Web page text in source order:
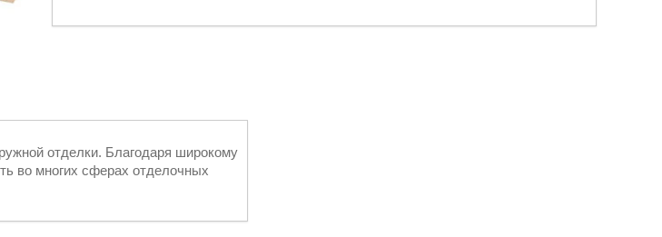
отделки. Благодаря широкому
во многих сферах отделочных